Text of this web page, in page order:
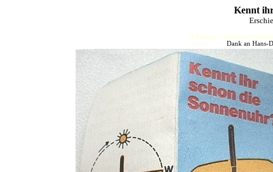
Kennt
HJFHenze - Helmut´s
Dank an Hans-